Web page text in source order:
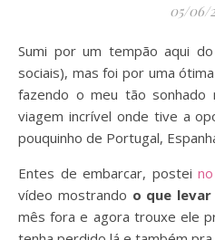
05/06/
Sumi por um tempão aqui do blog (mas não das redes
sociais), mas foi por uma
fazendo o meu tão sonhado
viagem incrível onde tive a
pouquinho de Portugal,
Entes de embarcar, postei
vídeo mostrando o que
mês fora e agora trouxe ele